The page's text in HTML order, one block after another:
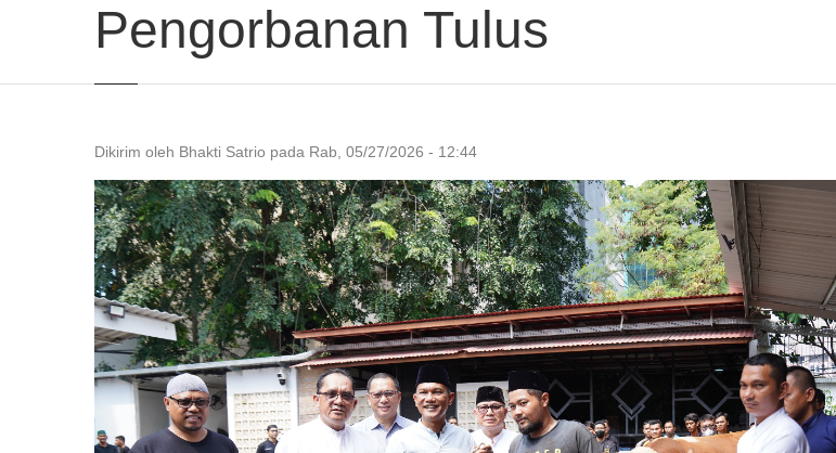
Pengorbanan Tulus
Dikirim oleh Bhakti Satrio pada Rab, 05/27/2026 - 12:44